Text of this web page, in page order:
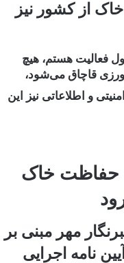
از کشور نیز
فعالیت هستم، هیچ
قاچاق می‌شود،
و اطلاعاتی نیز این
حفاظت خاک
مهر مبنی بر
نامه اجرایی